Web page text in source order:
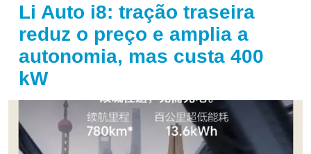
Li Auto i8: tração traseira
reduz o preço e amplia a
autonomia, mas custa 400
kW